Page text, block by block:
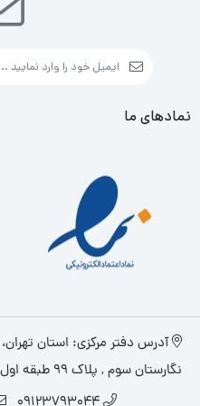
نمادهای ما
آدرس دفتر مرکزی: استان
نگارستان سوم , پلاک ۹۹ طبقه اول